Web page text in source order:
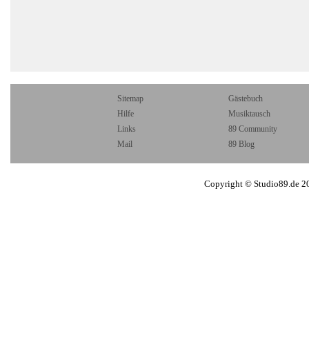
Sitemap
Gästebuch
Hilfe
Musiktausch
Links
89 Community
Mail
89 Blog
Copyright © Studio89.de